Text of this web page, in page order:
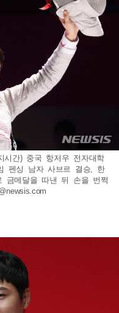
시간) 중국 항저우 전자대학
펜싱 남자 사브르 결승, 한
금메달을 따낸 뒤 손을 번쩍